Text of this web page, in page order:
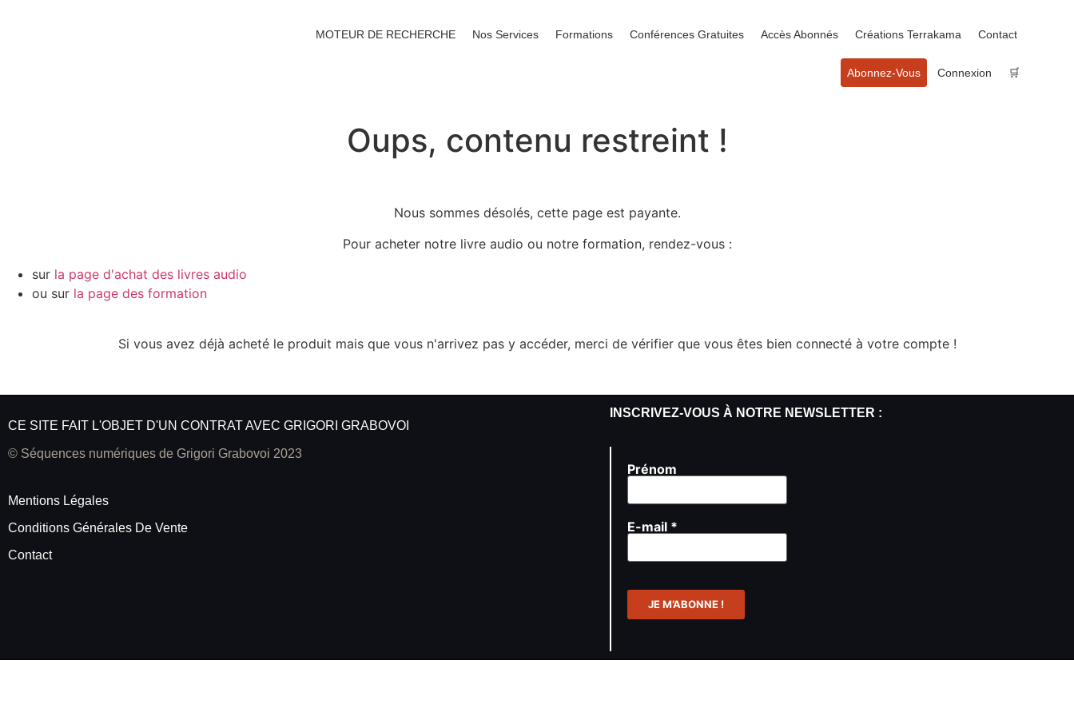
MOTEUR DE RECHERCHE Nos Services Formations Conférences Gratuites Accès Abonnés Créations Terrakama Contact
Abonnez-Vous Connexion 🛒
Oups, contenu restreint !
Nous sommes désolés, cette page est payante.
Pour acheter notre livre audio ou notre formation, rendez-vous :
sur la page d'achat des livres audio
ou sur la page des formation
Si vous avez déjà acheté le produit mais que vous n'arrivez pas y accéder, merci de vérifier que vous êtes bien connecté à votre compte !
CE SITE FAIT L'OBJET D'UN CONTRAT AVEC GRIGORI GRABOVOI
© Séquences numériques de Grigori Grabovoi 2023
Mentions Légales
Conditions Générales De Vente
Contact
INSCRIVEZ-VOUS À NOTRE NEWSLETTER :
Prénom
E-mail *